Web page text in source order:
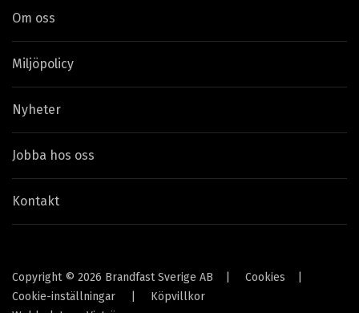
Om oss
Miljöpolicy
Nyheter
Jobba hos oss
Kontakt
Copyright © 2026 Brandfast Sverige AB Cookies
Cookie-inställningar
Köpvillkor